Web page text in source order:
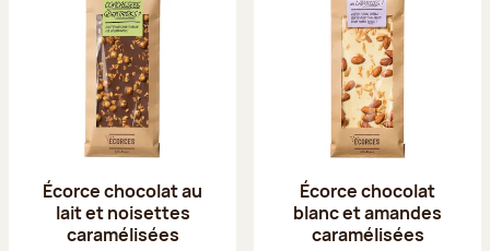
Écorce chocolat au
lait et noisettes
caramélisées
Écorce chocolat
blanc et amandes
caramélisées